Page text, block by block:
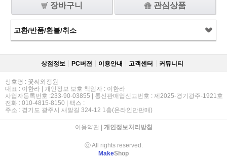
장바구니 관심상품
교환/반품/환불/취소
상점정보 PC버젼 이용안내 고객센터 커뮤니티
상호명 : 꽃씨와정원
대표 : 이한라 | 개인정보 보호 책임자 : 이한라
사업자등록번호 :233-90-03855 | 통신판매업신고번호 : 제2025-경기광주-1921호
전화 : 010-4815-8150 | 팩스 :
주소 : 경기도 광주시 새말길 324-12 1층(온라인만판매)
이용약관| 개인정보처리방침
ⓒ All rights reserved.
MakeShop